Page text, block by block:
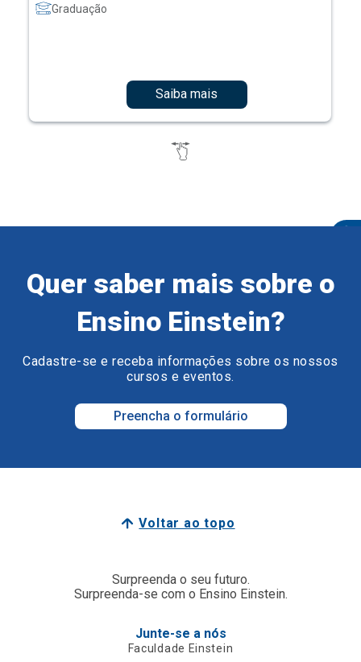
Graduação
Saiba mais
Quer saber mais sobre o
Ensino Einstein?
Cadastre-se e receba informações sobre os nossos
cursos e eventos.
Preencha o formulário
Voltar ao topo
Surpreenda o seu futuro.
Surpreenda-se com o Ensino Einstein.
Junte-se a nós
Faculdade Einstein